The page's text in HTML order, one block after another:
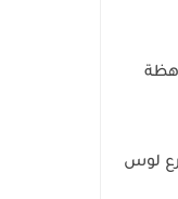
لوس